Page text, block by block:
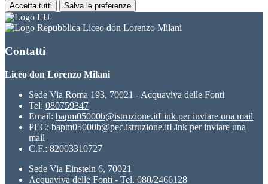
Accetta tutti Salva le preferenze
Liceo don Lorenzo Milani
Contatti
Liceo don Lorenzo Milani
Sede Via Roma 193, 70021 - Acquaviva delle Fonti
Tel: 080759347
Email: bapm05000b@istruzione.itLink per inviare una mail
PEC: bapm05000b@pec.istruzione.itLink per inviare una
mail
C.F.: 82003310727
Sede Via Einstein 6, 70021
Acquaviva delle Fonti - Tel. 080/2466128